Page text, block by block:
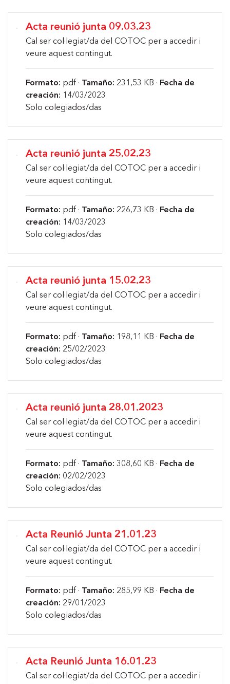
Acta reunió junta 09.03.23
Cal ser col·legiat/da del COTOC per a accedir i
veure aquest contingut.
Formato: pdf · Tamaño: 231,53 KB · Fecha de
creación: 14/03/2023
Solo colegiados/das
Acta reunió junta 25.02.23
Cal ser col·legiat/da del COTOC per a accedir i
veure aquest contingut.
Formato: pdf · Tamaño: 226,73 KB · Fecha de
creación: 14/03/2023
Solo colegiados/das
Acta reunió junta 15.02.23
Cal ser col·legiat/da del COTOC per a accedir i
veure aquest contingut.
Formato: pdf · Tamaño: 198,11 KB · Fecha de
creación: 25/02/2023
Solo colegiados/das
Acta reunió junta 28.01.2023
Cal ser col·legiat/da del COTOC per a accedir i
veure aquest contingut.
Formato: pdf · Tamaño: 308,60 KB · Fecha de
creación: 02/02/2023
Solo colegiados/das
Acta Reunió Junta 21.01.23
Cal ser col·legiat/da del COTOC per a accedir i
veure aquest contingut.
Formato: pdf · Tamaño: 285,99 KB · Fecha de
creación: 29/01/2023
Solo colegiados/das
Acta Reunió Junta 16.01.23
Cal ser col·legiat/da del COTOC per a accedir i